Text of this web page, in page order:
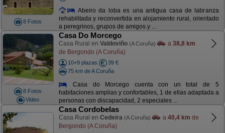
8 Fotos
Abeiro da loba es una antigua casa de labranza
rehabilitada y reconvertida en alojamiento rural, orientado
a peregrinos, grupos de amigos y ...
8 Fotos
Video
Casa Do Morcego
Casa Rural en Valdoviño (A Coruña) a 38,8 km
de Bergondo (A Coruña)
10+9 plazas
39 €
75 km de A Coruña
Casa do Morcego cuenta con un total de 5
habitaciones amplias y confortables, 1 de ellas adaptada a
personas con discapacidad, 2 especiales ...
Casa Cordobelas
Casa Rural en Cedeira (A Coruña) a 40,4 km de
Bergondo (A Coruña)